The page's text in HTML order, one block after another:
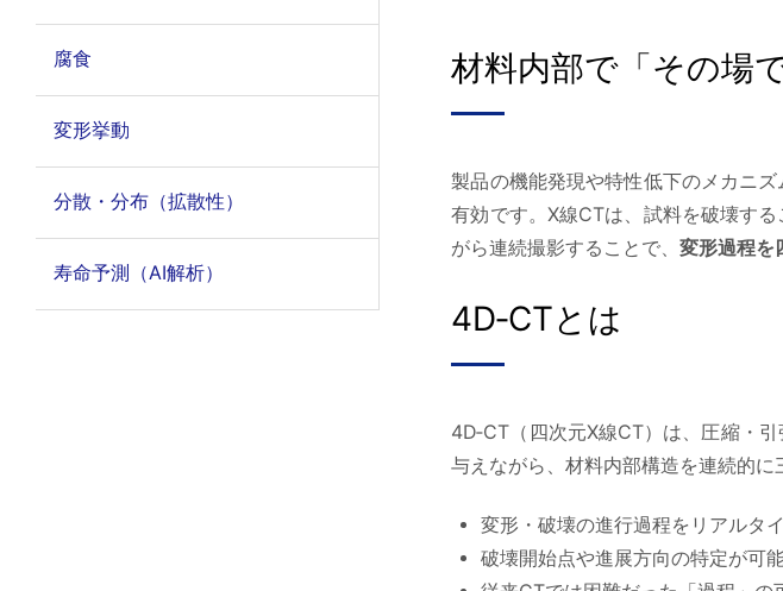
材料内部で「その場
製品の機能発現や特性低下のメカニズ
有効です。X線CTは、試料を破壊す
がら連続撮影することで、変形過程を
4D‑CTとは
4D‑CT（四次元X線CT）は、圧縮・
与えながら、材料内部構造を連続的に
変形・破壊の進行過程をリアルタ
破壊開始点や進展方向の特定が可
腐食
変形挙動
分散・分布（拡散性）
寿命予測（AI解析）